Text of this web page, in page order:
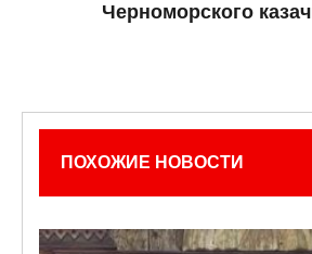
Черноморского
ПОХОЖИЕ НОВОСТИ